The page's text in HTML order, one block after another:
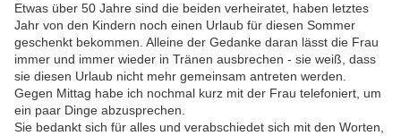
Etwas über 50 Jahre sind die beiden verheiratet, haben letztes
Jahr von den Kindern noch einen Urlaub für diesen Sommer
geschenkt bekommen. Alleine der Gedanke daran lässt die Frau
immer und immer wieder in Tränen ausbrechen - sie weiß, dass
sie diesen Urlaub nicht mehr gemeinsam antreten werden.
Gegen Mittag habe ich nochmal kurz mit der Frau telefoniert, um
ein paar Dinge abzusprechen.
Sie bedankt sich für alles und verabschiedet sich mit den Worten,